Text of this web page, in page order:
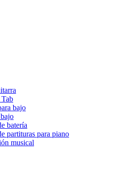
bajo
batería
partituras para piano
musical